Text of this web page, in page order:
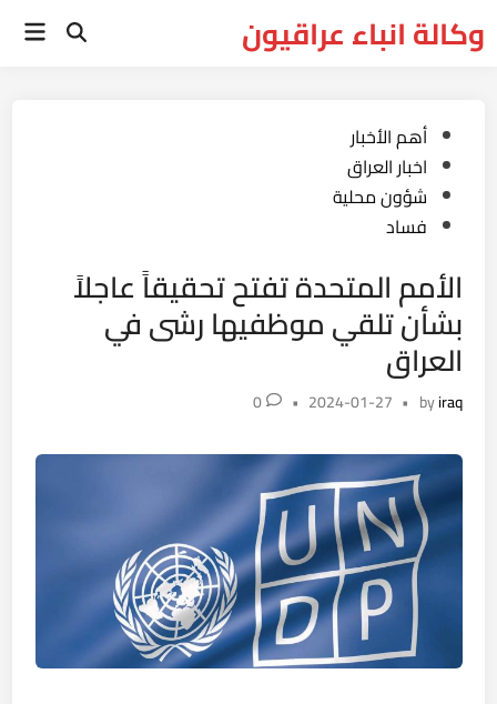
toوكالة انباء عراقيون Open
Posted
in
أهم الأخبار
اخبار العراق
شؤون محلية
فساد
الأمم المتحدة تفتح تحقيقاً عاجلاً
بشأن تلقي موظفيها رشى في
العراق
byiraq
•
2024-01-27
•
0